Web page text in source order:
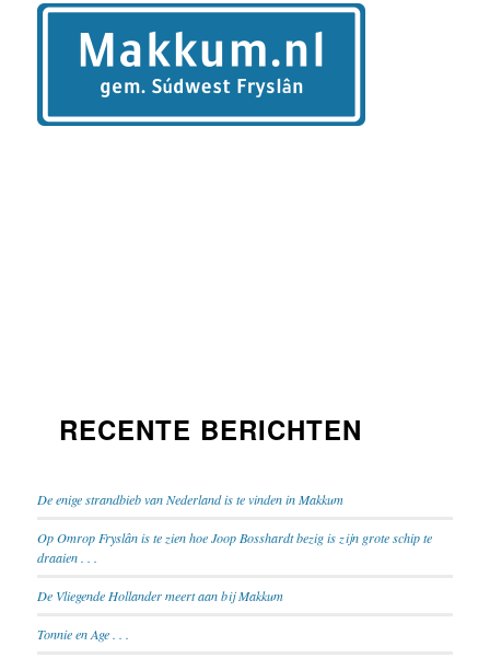
RECENTE BERICHTEN
De enige strandbieb van Nederland is te vinden in Makkum
Op Omrop Fryslân is te zien hoe Joop Bosshardt bezig is zijn grote schip te
draaien . . .
De Vliegende Hollander meert aan bij Makkum
Tonnie en Age . . .